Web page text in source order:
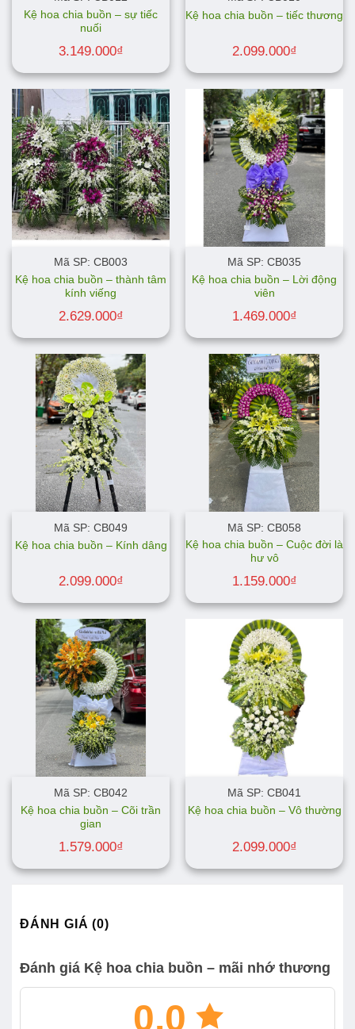
Kệ hoa chia buồn – sự tiếc
nuối
3.149.000₫
Kệ hoa chia buồn – tiếc thương
2.099.000₫
Mã SP: CB003
Kệ hoa chia buồn – thành tâm
kính viếng
2.629.000₫
Mã SP: CB035
Kệ hoa chia buồn – Lời động
viên
1.469.000₫
Mã SP: CB049
Kệ hoa chia buồn – Kính dâng
2.099.000₫
Mã SP: CB058
Kệ hoa chia buồn – Cuộc đời là
hư vô
1.159.000₫
Mã SP: CB042
Kệ hoa chia buồn – Cõi trần
gian
1.579.000₫
Mã SP: CB041
Kệ hoa chia buồn – Vô thường
2.099.000₫
ĐÁNH GIÁ (0)
Đánh giá Kệ hoa chia buồn – mãi nhớ thương
0.0